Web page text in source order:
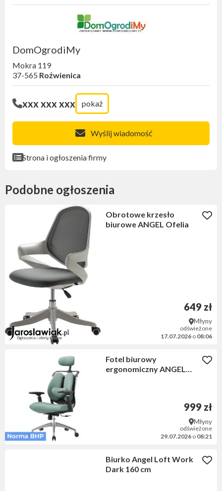
DomOgrodiMy
Mokra 119
37-565 Roźwienica
xxx xxx xxx pokaż
Wyślij wiadomość
Strona i ogłoszenia firmy
Podobne ogłoszenia
Obrotowe krzesło
biurowe ANGEL Ofelia
649 zł
Młyny
odświeżone
17.07.2026 o 08:06
Fotel biurowy
ergonomiczny ANGEL
999 zł
Młyny
odświeżone
29.07.2026 o 08:21
Biurko Angel Loft Work
Dark 160 cm